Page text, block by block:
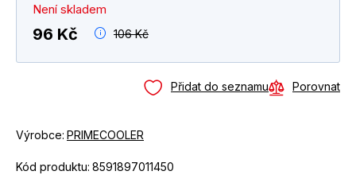
Není skladem
96 Kč 106 Kč
Přidat do seznamu Porovnat
Výrobce: PRIMECOOLER
Kód produktu: 8591897011450